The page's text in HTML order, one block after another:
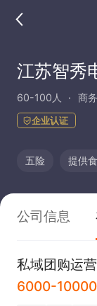
江苏智秀
60-100人 商
企业认证
五险 提供
公司信息
私域团购运营
6000-10000